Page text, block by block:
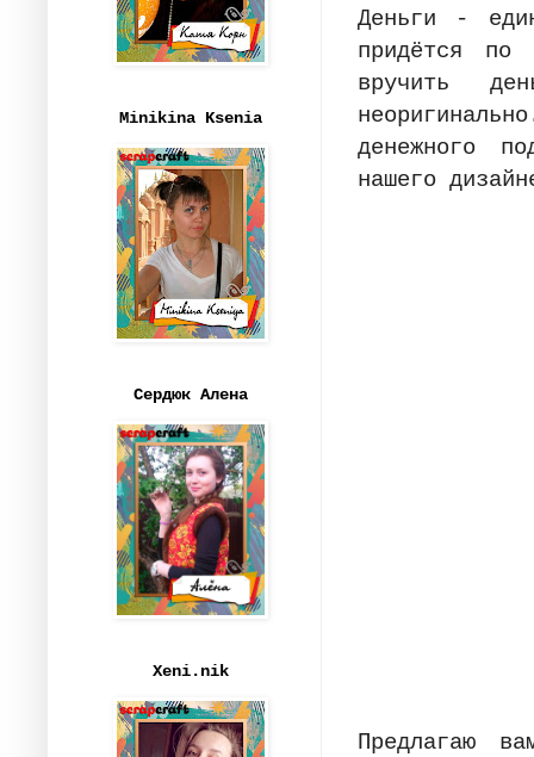
Деньги -
придётся
вручить
денежного
нашего
Предлагаю
Minikina Ksenia
Сердюк Алена
Xeni.nik